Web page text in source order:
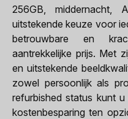
256GB, middernacht,
uitstekende keuze voor
betrouwbare en
aantrekkelijke prijs. Met
en uitstekende
zowel persoonlijk als
refurbished status kunt
kostenbesparing ten